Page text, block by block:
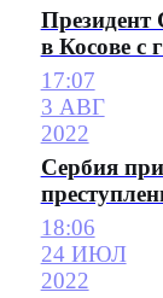
Президент
в Косове с
17:07
3 АВГ
2022
Сербия
18:06
24 ИЮЛ
2022